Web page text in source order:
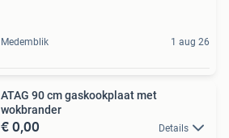
Medemblik 1 aug 26
ATAG 90 cm gaskookplaat met
wokbrander
€ 0,00 Details